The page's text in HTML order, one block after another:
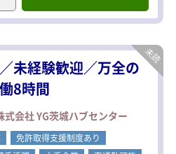
が覚えやすい！
の例＞
出勤・点呼後センターへ出
霞ヶ浦の物流センターへ到
配送先へ運ぶ荷物を積み込
に戻る。
未経験歓迎／万全の
8時間
会社 YG茨城ハブセンター
免許取得支援制度あり